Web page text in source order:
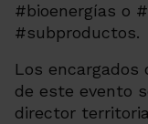
#bioenergías o
#subproductos.
Los encargados
de este evento
director